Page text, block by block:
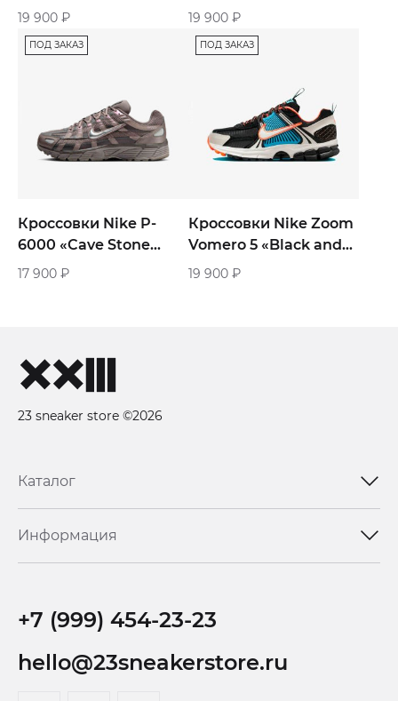
Tint White Cashmere
Iron»
19 900 ₽
Blue»
19 900 ₽
ПОД ЗАКАЗ
Кроссовки Nike P-
6000 «Cave Stone
Metallic Silver»
17 900 ₽
ПОД ЗАКАЗ
Кроссовки Nike Zoom
Vomero 5 «Black and
Blue Gaze»
19 900 ₽
23 sneaker store ©2026
Каталог
Информация
+7 (999) 454-23-23
hello@23sneakerstore.ru